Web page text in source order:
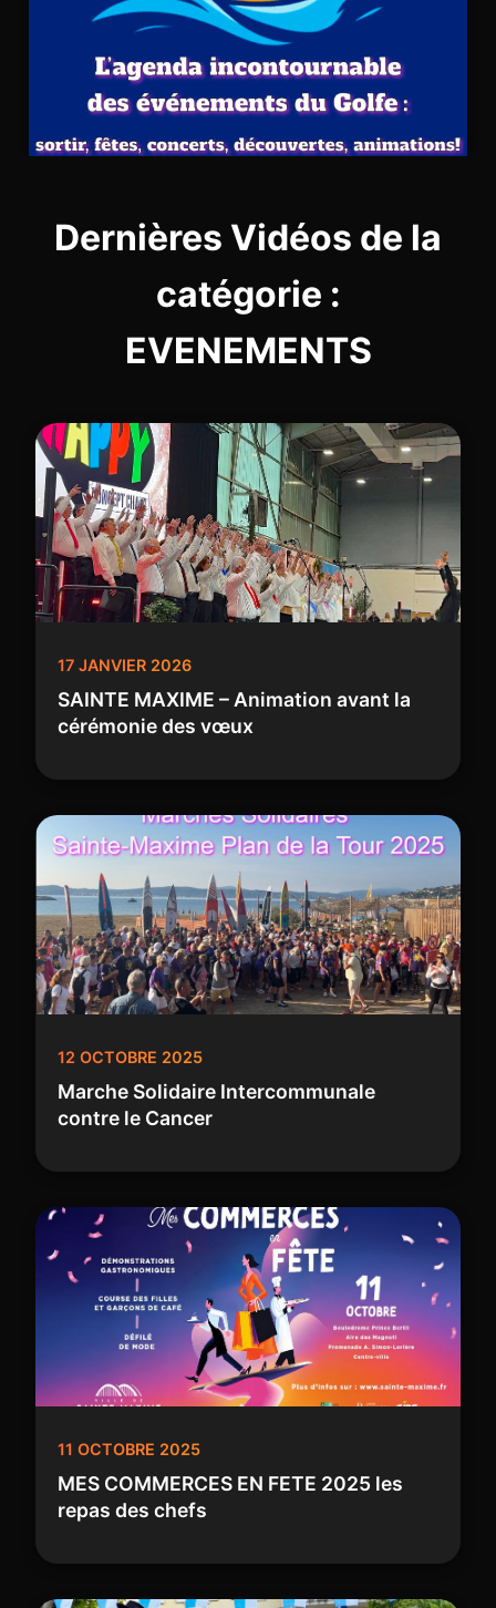
Dernières Vidéos de la
catégorie :
EVENEMENTS
17 JANVIER 2026
SAINTE MAXIME – Animation avant la
cérémonie des vœux
12 OCTOBRE 2025
Marche Solidaire Intercommunale
contre le Cancer
11 OCTOBRE 2025
MES COMMERCES EN FETE 2025 les
repas des chefs